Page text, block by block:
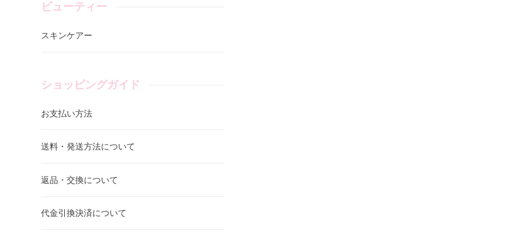
ビューティー
スキンケアー
ショッピングガイド
お支払い方法
送料・発送方法について
返品・交換について
代金引換決済について